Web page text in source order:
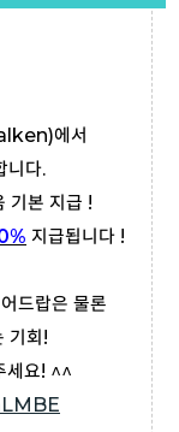
에서
니다.
기본 지급 !
지급됩니다 !
드랍은 물론
기회!
세요! ^^